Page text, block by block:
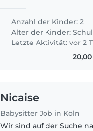
Betreuungsperson für
festen Nachmittag
ggf 1-2 im Monat abends!
Anzahl der Kinder: 2
Alter der Kinder:
Letzte Aktivität: vor 2
Nicaise
Babysitter Job in Köln
Wir sind auf der Suche